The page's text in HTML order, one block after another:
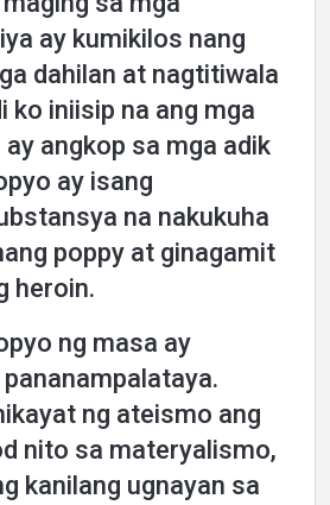
ay kumikilos nang
dahilan at nagtitiwala
ko iniisip na ang mga
angkop sa mga adik
ay isang
na nakukuha
poppy at ginagamit
heroin.
ng masa ay
ng ateismo ang
nito sa materyalismo,
kanilang ugnayan sa